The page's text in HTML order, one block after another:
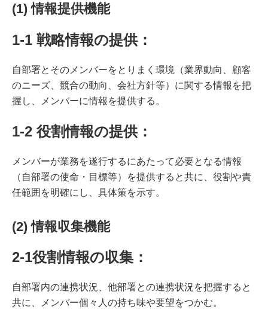
(1) 情報提供機能
1-1 戦略情報の提供：
自部署とそのメンバーをとりまく環境（業界動向、顧客
のニーズ、競合の動向、会社方針等）に関する情報を把
握し、メンバーに情報を提供する。
1-2 役割情報の提供：
メンバーが業務を遂行するにあたって必要となる情報
（自部署の使命・目標等）を提供すると共に、役割や責
任範囲を明確にし、具体策を示す。
(2) 情報収集機能
2-1役割情報の収集：
自部署内の連携状況、他部署との連携状況を把握すると
共に、メンバー個々人の持ち味や要望をつかむ。